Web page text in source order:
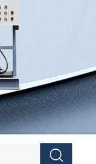
氮气增压机 TAO小型工